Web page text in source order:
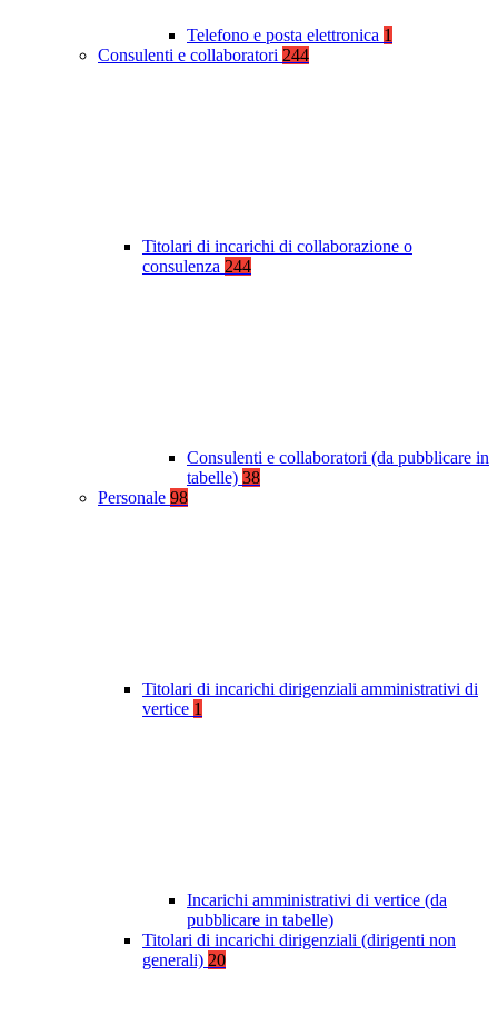
Telefono e posta elettronica 1
Consulenti e collaboratori 244
Titolari di incarichi di collaborazione o
consulenza 244
Consulenti e collaboratori (da pubblicare in
tabelle) 38
Personale 98
Titolari di incarichi dirigenziali amministrativi di
vertice 1
Incarichi amministrativi di vertice (da
pubblicare in tabelle)
Titolari di incarichi dirigenziali (dirigenti non
generali) 20